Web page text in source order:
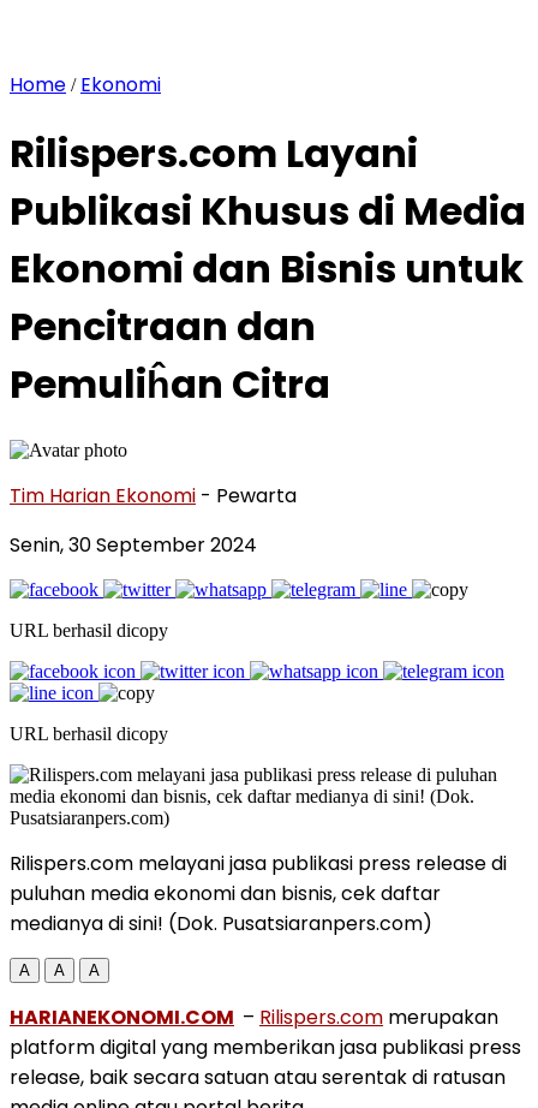
Home / Ekonomi
Rilispers.com Layani
Publikasi Khusus di Media
Ekonomi dan Bisnis untuk
Pencitraan dan
Pemuliĥan Citra
Tim Harian Ekonomi - Pewarta
Senin, 30 September 2024
URL berhasil dicopy
URL berhasil dicopy
Rilispers.com melayani jasa publikasi press release di
puluhan media ekonomi dan bisnis, cek daftar
medianya di sini! (Dok. Pusatsiaranpers.com)
A A A
HARIANEKONOMI.COM – Rilispers.com merupakan
platform digital yang memberikan jasa publikasi press
release, baik secara satuan atau serentak di ratusan